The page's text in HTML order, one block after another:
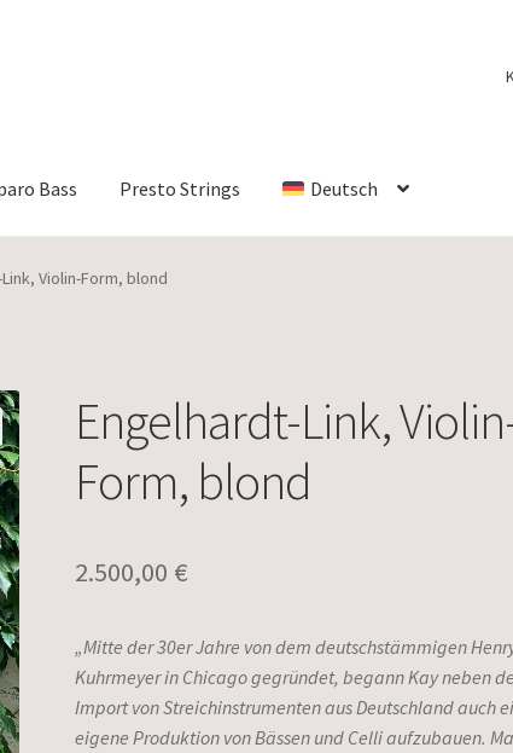
Bass Presto Strings Deutsch
Violin-Form, blond
Engelhardt-Link,
Form, blond
2.500,00 €
„Mitte der 30er Jahre von dem deutschstämmigen
Kuhrmeyer in Chicago gegründet, begann Kay neben
Import von Streichinstrumenten aus Deutschland auch
eigene Produktion von Bässen und Celli aufzubauen.